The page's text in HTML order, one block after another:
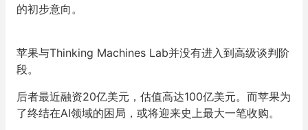
的初步意向。
苹果与Thinking Machines Lab并没有进入到高级谈判阶
段。
后者最近融资20亿美元，估值高达100亿美元。而苹果为
了终结在AI领域的困局，或将迎来史上最大一笔收购。